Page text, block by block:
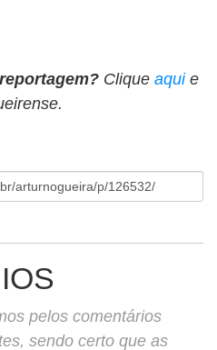
Clique aqui e
pelos comentários
sendo certo que as